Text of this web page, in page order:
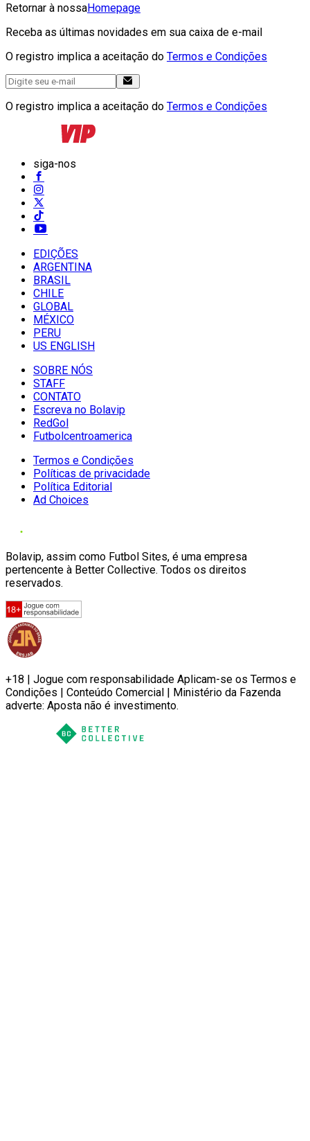
Retornar à nossaHomepage
Receba as últimas novidades em sua caixa de e-mail
O registro implica a aceitação do Termos e Condições
O registro implica a aceitação do Termos e Condições
siga-nos
EDIÇÕES
ARGENTINA
BRASIL
CHILE
GLOBAL
MÉXICO
PERU
US ENGLISH
SOBRE NÓS
STAFF
CONTATO
Escreva no Bolavip
RedGol
Futbolcentroamerica
Termos e Condições
Políticas de privacidade
Política Editorial
Ad Choices
Bolavip, assim como Futbol Sites, é uma empresa
pertencente à Better Collective. Todos os direitos
reservados.
+18 | Jogue com responsabilidade Aplicam-se os Termos e
Condições | Conteúdo Comercial | Ministério da Fazenda
adverte: Aposta não é investimento.